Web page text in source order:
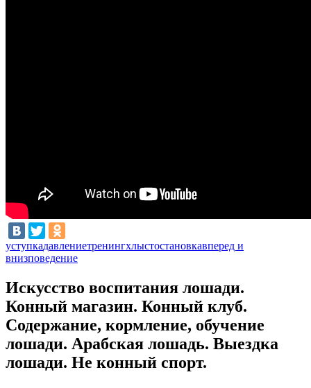
уступкадавлениетренингхлыстостановкавперед и
внизповедение
Искусство воспитания лошади.
Конный магазин. Конный клуб.
Содержание, кормление, обучение
лошади. Арабская лошадь. Выездка
лошади. Не конный спорт.